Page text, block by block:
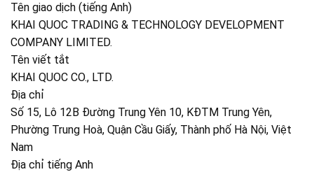
Tên giao dịch (tiếng Anh)
KHAI QUOC TRADING & TECHNOLOGY DEVELOPMENT
COMPANY LIMITED.
Tên viết tắt
KHAI QUOC CO., LTD.
Địa chỉ
Số 15, Lô 12B Đường Trung Yên 10, KĐTM Trung Yên,
Phường Trung Hoà, Quận Cầu Giấy, Thành phố Hà Nội, Việt
Nam
Địa chỉ tiếng Anh